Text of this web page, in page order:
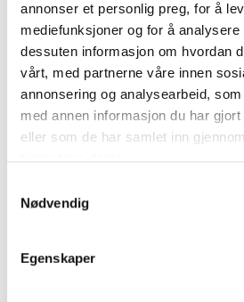
annonser et personlig preg, for å
mediefunksjoner og for å
dessuten informasjon om hvordan
vårt, med partnerne våre innen
annonsering og analysearbeid,
med annen informasjon du har
eller som de har samlet inn
Nødvendig
Egenskaper
Fra paneldebatten med blant
annet NHO vedArnhild Dordi
Gjønnes
og DG Growth, ved
Matija Matokovic.
Fra paneldebatten